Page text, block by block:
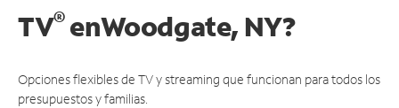
TV®enWoodgate, NY?
Opciones flexibles de TV y streaming que funcionan para todos los
presupuestos y familias.